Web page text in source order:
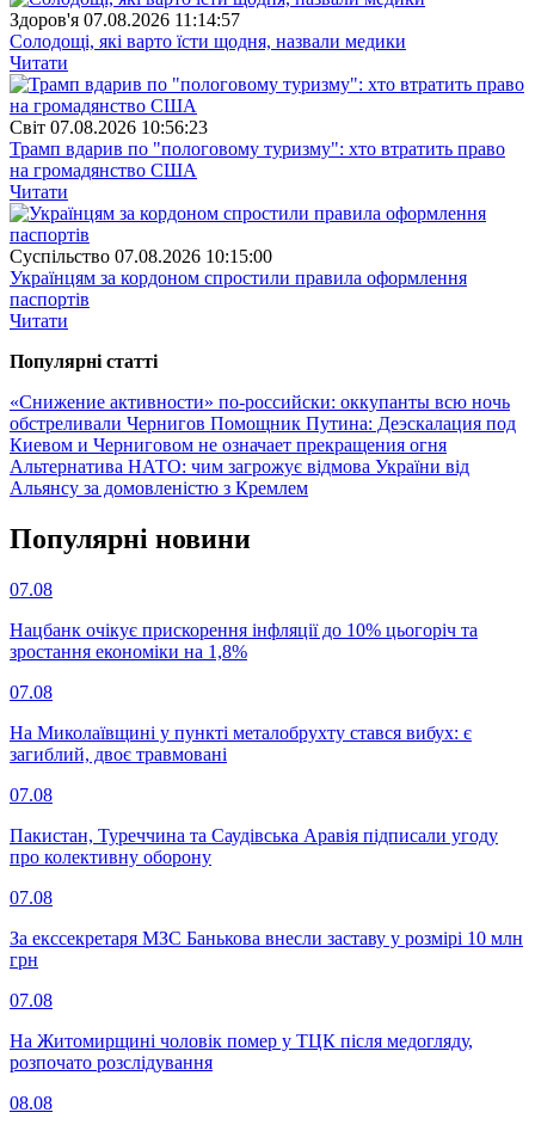
Здоров'я 07.08.2026 11:14:57
Солодощі, які варто їсти щодня, назвали медики
Читати
Свiт 07.08.2026 10:56:23
Трамп вдарив по "пологовому туризму": хто втратить право
на громадянство США
Читати
Суспiльство 07.08.2026 10:15:00
Українцям за кордоном спростили правила оформлення
паспортів
Читати
Популярнi статтi
«Снижение активности» по-российски: оккупанты всю ночь
обстреливали Чернигов Помощник Путина: Деэскалация под
Киевом и Черниговом не означает прекращения огня
Альтернатива НАТО: чим загрожує відмова України від
Альянсу за домовленістю з Кремлем
Популярнi новини
07.08
Нацбанк очікує прискорення інфляції до 10% цьогоріч та
зростання економіки на 1,8%
07.08
На Миколаївщині у пункті металобрухту стався вибух: є
загиблий, двоє травмовані
07.08
Пакистан, Туреччина та Саудівська Аравія підписали угоду
про колективну оборону
07.08
За екссекретаря МЗС Банькова внесли заставу у розмірі 10 млн
грн
07.08
На Житомирщині чоловік помер у ТЦК після медогляду,
розпочато розслідування
08.08